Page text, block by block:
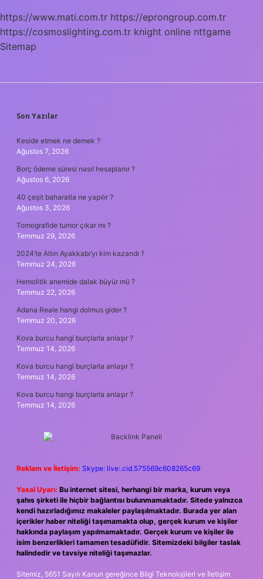
https://www.mati.com.tr https://eprongroup.com.tr
https://cosmoslighting.com.tr knight online nttgame
Sitemap
SIDEBAR
Son Yazılar
Keside etmek ne demek ?
Ağustos 7, 2026
Borç ödeme süresi nasıl hesaplanır ?
Ağustos 6, 2026
40 çeşit baharatla ne yapılır ?
Ağustos 3, 2026
Tomografide tumor çıkar mı ?
Temmuz 29, 2026
2024’te Altın Ayakkabı’yı kim kazandı ?
Temmuz 24, 2026
Hemolitik anemide dalak büyür mü ?
Temmuz 22, 2026
Adana Reale hangi dolmus gider ?
Temmuz 20, 2026
Kova burcu hangi burçlarla anlaşır ?
Temmuz 14, 2026
Kova burcu hangi burçlarla anlaşır ?
Temmuz 14, 2026
Kova burcu hangi burçlarla anlaşır ?
Temmuz 14, 2026
Reklam ve İletişim: Skype: live:.cid.575569c608265c69
Yasal Uyarı: Bu internet sitesi, herhangi bir marka, kurum veya
şahıs şirketi ile hiçbir bağlantısı bulunmamaktadır. Sitede yalnızca
kendi hazırladığımız makaleler paylaşılmaktadır. Burada yer alan
içerikler haber niteliği taşımamakta olup, gerçek kurum ve kişiler
hakkında paylaşım yapılmamaktadır. Gerçek kurum ve kişiler ile
isim benzerlikleri tamamen tesadüfidir. Sitemizdeki bilgiler taslak
halindedir ve tavsiye niteliği taşımazlar.
Sitemiz, 5651 Sayılı Kanun gereğince Bilgi Teknolojileri ve İletişim